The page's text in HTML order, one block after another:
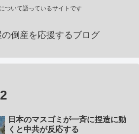
ついて語っているサイトです
倒産を応援するブログ
日本のマスゴミが一斉に捏造に動
くと中共が反応する